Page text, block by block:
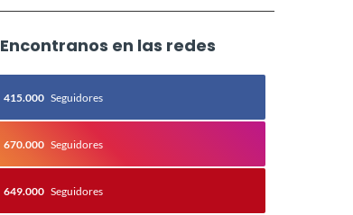
Encontranos en las redes
415.000 Seguidores
670.000 Seguidores
649.000 Seguidores